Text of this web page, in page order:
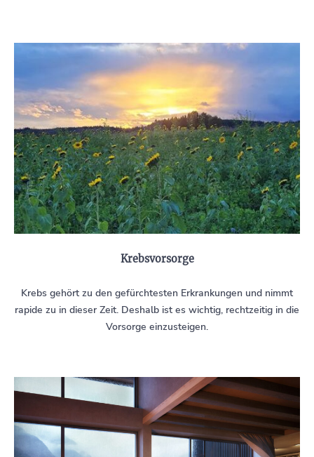
Krebsvorsorge
Krebs gehört zu den gefürchtesten Erkrankungen und nimmt
rapide zu in dieser Zeit. Deshalb ist es wichtig, rechtzeitig in die
Vorsorge einzusteigen.